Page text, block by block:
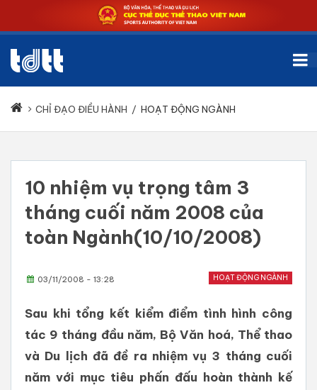
CHỈ ĐẠO ĐIỀU HÀNH / HOẠT ĐỘNG NGÀNH
10 nhiệm vụ trọng tâm 3
tháng cuối năm 2008 của
toàn Ngành(10/10/2008)
HOẠT ĐỘNG NGÀNH
03/11/2008 - 13:28
Sau khi tổng kết kiểm điểm tình hình công
tác 9 tháng đầu năm, Bộ Văn hoá, Thể thao
và Du lịch đã đề ra nhiệm vụ 3 tháng cuối
năm với mục tiêu phấn đấu hoàn thành kế